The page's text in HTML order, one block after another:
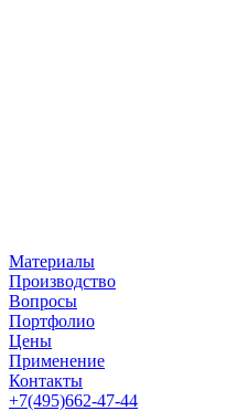
Материалы
Производство
Вопросы
Портфолио
Цены
Применение
Контакты
+7(495)662-47-44